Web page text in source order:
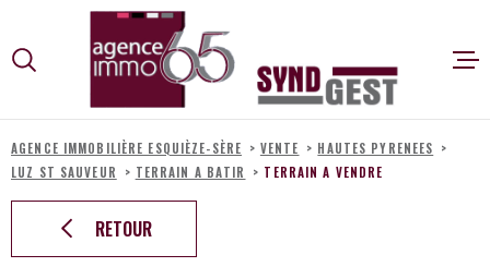
lamenu
contenu
ACCUEIL
VENTES
AGENCE IMMOBILIÈRE ESQUIÈZE-SÈRE VENTE
HAUTES PYRENEES
LUZ ST SAUVEUR
TERRAIN A BATIR TERRAIN A VENDRE
RETOUR
VOTRE
RECHERCHE
TYPE